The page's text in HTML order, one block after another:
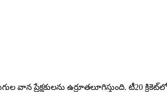
ప్రేక్షకులను ఉర్రూతలూగిస్తుంది. టీ20